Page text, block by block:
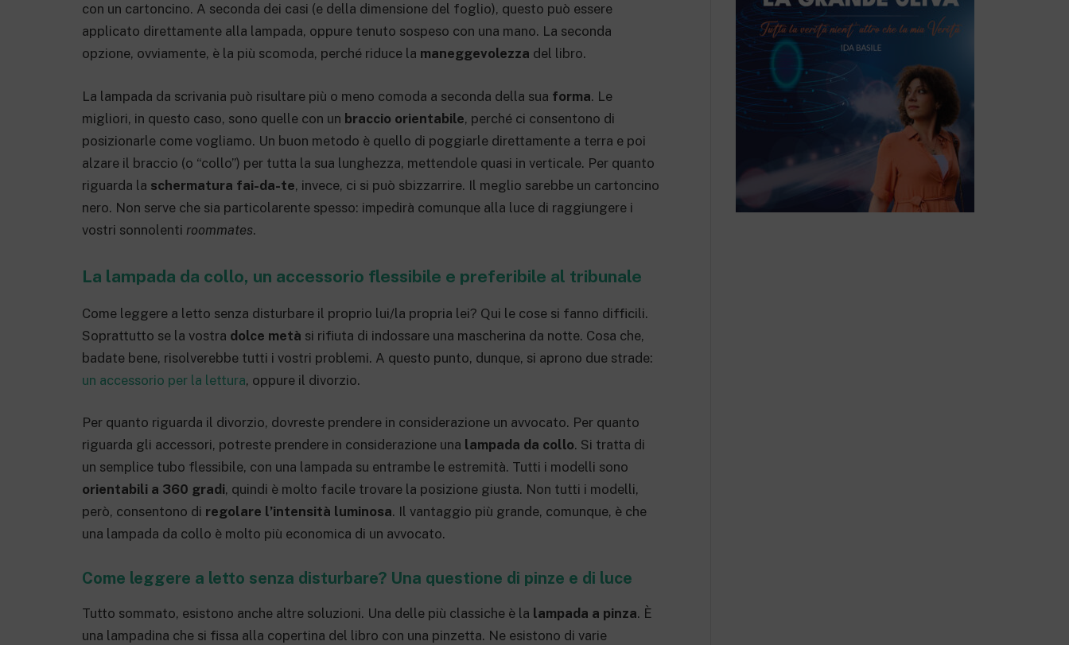
con un cartoncino. A seconda dei casi (e della dimensione del foglio), questo può essere
applicato direttamente alla lampada, oppure tenuto sospeso con una mano. La seconda
opzione, ovviamente, è la più scomoda, perché riduce la maneggevolezza del libro.
La lampada da scrivania può risultare più o meno comoda a seconda della sua forma. Le
migliori, in questo caso, sono quelle con un braccio orientabile, perché ci consentono di
posizionarle come vogliamo. Un buon metodo è quello di poggiarle direttamente a terra e poi
alzare il braccio (o “collo”) per tutta la sua lunghezza, mettendole quasi in verticale. Per quanto
riguarda la schermatura fai-da-te, invece, ci si può sbizzarrire. Il meglio sarebbe un cartoncino
nero. Non serve che sia particolarente spesso: impedirà comunque alla luce di raggiungere i
vostri sonnolenti roommates.
La lampada da collo, un accessorio flessibile e preferibile al tribunale
Come leggere a letto senza disturbare il proprio lui/la propria lei? Qui le cose si fanno difficili.
Soprattutto se la vostra dolce metà si rifiuta di indossare una mascherina da notte. Cosa che,
badate bene, risolverebbe tutti i vostri problemi. A questo punto, dunque, si aprono due strade:
un accessorio per la lettura, oppure il divorzio.
Per quanto riguarda il divorzio, dovreste prendere in considerazione un avvocato. Per quanto
riguarda gli accessori, potreste prendere in considerazione una lampada da collo. Si tratta di
un semplice tubo flessibile, con una lampada su entrambe le estremità. Tutti i modelli sono
orientabili a 360 gradi, quindi è molto facile trovare la posizione giusta. Non tutti i modelli,
però, consentono di regolare l’intensità luminosa. Il vantaggio più grande, comunque, è che
una lampada da collo è molto più economica di un avvocato.
Come leggere a letto senza disturbare? Una questione di pinze e di luce
Tutto sommato, esistono anche altre soluzioni. Una delle più classiche è la lampada a pinza. È
una lampadina che si fissa alla copertina del libro con una pinzetta. Ne esistono di varie